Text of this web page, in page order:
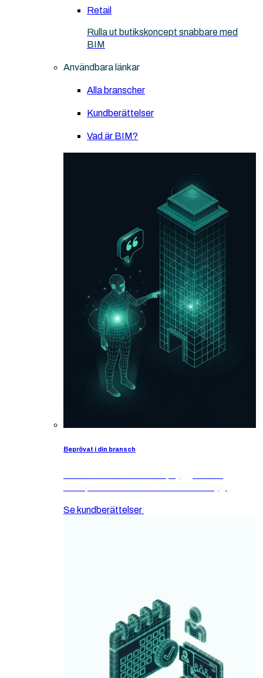
Retail
Rulla ut butikskoncept snabbare med
BIM
Användbara länkar
Alla branscher
Kundberättelser
Vad är BIM?
Beprövat i din bransch
Se kundberättelser